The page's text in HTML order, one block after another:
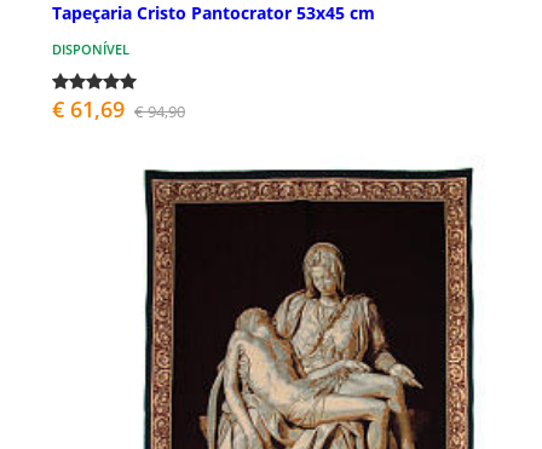
Tapeçaria Cristo Pantocrator 53x45 cm
DISPONÍVEL
€ 61,69 € 94,90